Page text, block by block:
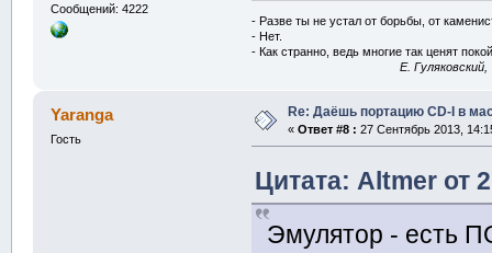
Сообщений: 4222
- Разве ты не устал от борьбы, от
- Нет.
- Как странно, ведь многие так ценят
E.
Yaranga
Гость
Re: Даёшь портацию CD-I в
« Ответ #8 : 27 Сентябрь 2013,
Цитата: Altmer от
Эмулятор - есть